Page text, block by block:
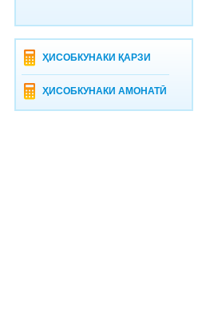
ҲИСОБКУНАКИ ҚАРЗИ
ҲИСОБКУНАКИ АМОНАТӢ